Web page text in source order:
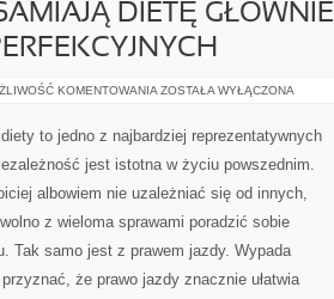
DIETĘ GŁÓWNIE
KOMENTOWANIA LUDZIE,
DIETĘ
GŁÓWNIE
WYRZECZENIEM
PERFEKCYJNYCH
ZOSTAŁA WYŁĄCZONA
to jedno z najbardziej reprezentatywnych
jest istotna w życiu powszednim.
albowiem nie uzależniać się od innych,
z wieloma sprawami poradzić sobie
Tak samo jest z prawem jazdy. Wypada
przyznać, że prawo jazdy znacznie ułatwia